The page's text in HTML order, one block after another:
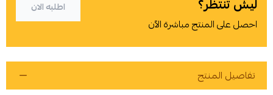
ليش تنتظر؟
احصل على المنتج مباشرة الآن
اطلبه الان
تفاصيل المنتج